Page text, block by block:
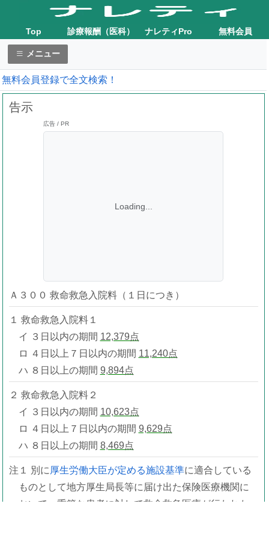
Top 診療報酬（医科） ナレティPro 無料会員
メニュー
無料会員登録で全文検索！
告示
広告 / PR
Loading...
Ａ３００ 救命救急入院料（１日につき）
１ 救命救急入院料１
イ ３日以内の期間 12,379点
ロ ４日以上７日以内の期間 11,240点
ハ ８日以上の期間 9,894点
２ 救命救急入院料２
イ ３日以内の期間 10,623点
ロ ４日以上７日以内の期間 9,629点
ハ ８日以上の期間 8,469点
注１ 別に 厚生労働大臣が定める施設基準に適合している
ものとして地方厚生局長等に届け出た保険医療機関に
おいて、重篤な患者に対して救命救急医療が行われた